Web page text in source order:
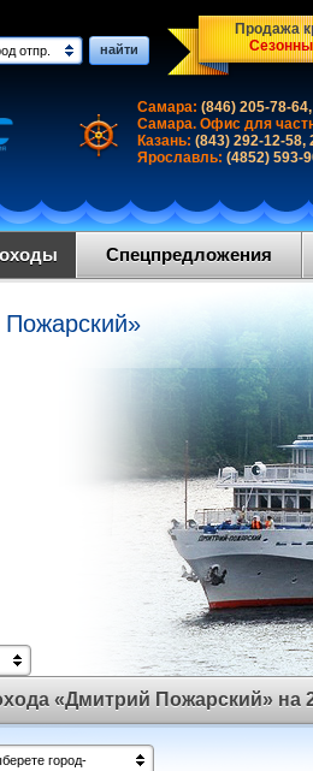
отпр. найти
Продажа
Самара: (846) 205-78-
Самара. Офис для
Казань: (843) 292-12-58,
Ярославль: (4852) 593-
Спецпредложения
«Дмитрий Пожарский» на
город-